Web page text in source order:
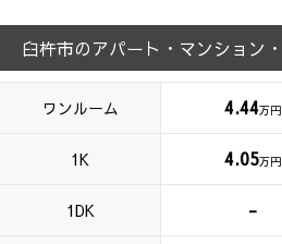
臼杵市のアパート・マンション
ワンルーム 4.44万円
1K 4.05万円
1DK -